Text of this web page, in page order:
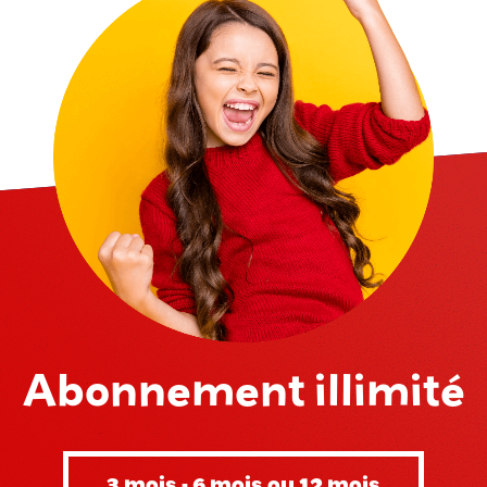
Abonnement illimité